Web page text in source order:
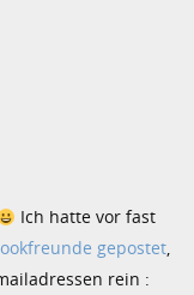
Ich hatte vor fast
gepostet,
rein :